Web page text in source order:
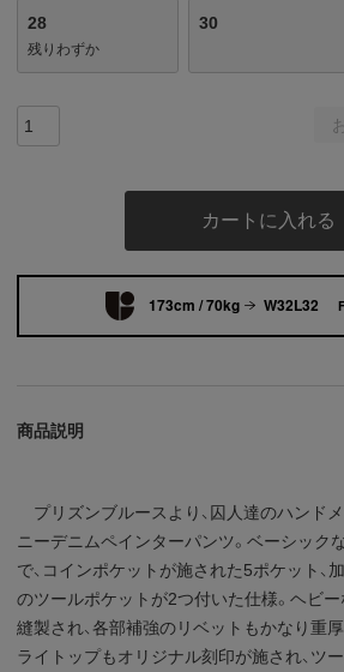
28
残りわずか
30
カートに入れる
173cm / 70kg W32L32
商品説明
プリズンブルースより、囚人達のハンド
ニーデニムペインターパンツ。ベーシック
で、コインポケットが施された5ポケット、
のツールポケットが2つ付いた仕様。ヘビ
縫製され、各部補強のリベットもかなり重
ライトップもオリジナル刻印が施され、ツ